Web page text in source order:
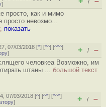
] /
просто, как и мимо
просто невозмо...
показать
07/03/2018 [^] [^^] [^^^]
] + / –
человкеа Возможно, им
штаны ... большой текст
07/03/2018 [^] [^^] [^^^]
] + / –